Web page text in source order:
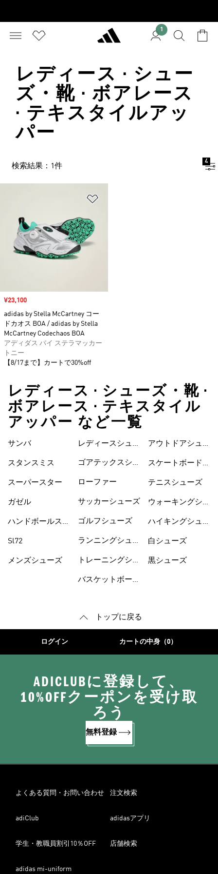
1
レディース · シュー
ズ・靴 · ボアレース
· テキスタイルアッ
パー
検索結果：1件
4
セール価格
¥23,100
adidas by Stella McCartney コー
ドカオス BOA / adidas by Stella
McCartney Codechaos BOA
アディダス バイ ステラマッカー
トニー
【8/17まで】カートで30%off
レディース • シューズ・靴 •
ボアレース • テキスタイル
アッパー など一覧
サンバ
スタンスミス
スーパースター
ガゼル
ハンドボールスペ
Sl72
メンズシューズ
レディースシュー
ゴアテックスシュ
ローファー
サッカーシューズ
ゴルフシューズ
ランニングシュー
トレーニングシュ
バスケットボール
シューズ
アウトドアシュー
スケートボードシ
テニスシューズ
ウォーキングシュ
ハイキングシュー
白シューズ
黒シューズ
トップに戻る
ログイン カートの中身（0）
ADICLUBに登録して、
10%OFFクーポンを受け取
ろう
無料登録
よくある質問・お問い合わせ 注文検索
adiClub adidasアプリ
学生・教職員割引10％OFF 店舗検索
adidas mi-uniform